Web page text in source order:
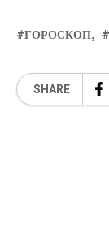
ГОРОСКОП
SHARE